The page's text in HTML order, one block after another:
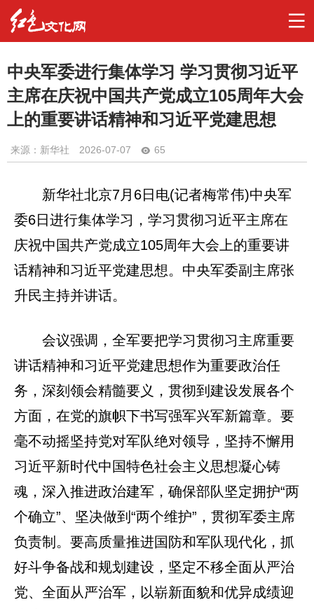
中央军委进行集体学习 学习贯彻习近平
主席在庆祝中国共产党成立105周年大会
上的重要讲话精神和习近平党建思想
来源：新华社 2026-07-07 65
新华社北京7月6日电(记者梅常伟)中央军
委6日进行集体学习，学习贯彻习近平主席在
庆祝中国共产党成立105周年大会上的重要讲
话精神和习近平党建思想。中央军委副主席张
升民主持并讲话。
会议强调，全军要把学习贯彻习主席重要
讲话精神和习近平党建思想作为重要政治任
务，深刻领会精髓要义，贯彻到建设发展各个
方面，在党的旗帜下书写强军兴军新篇章。要
毫不动摇坚持党对军队绝对领导，坚持不懈用
习近平新时代中国特色社会主义思想凝心铸
魂，深入推进政治建军，确保部队坚定拥护“两
个确立”、坚决做到“两个维护”，贯彻军委主席
负责制。要高质量推进国防和军队现代化，抓
好斗争备战和规划建设，坚定不移全面从严治
党、全面从严治军，以崭新面貌和优异成绩迎